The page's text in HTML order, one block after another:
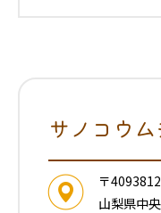
サノコウム
〒4093812
山梨県中